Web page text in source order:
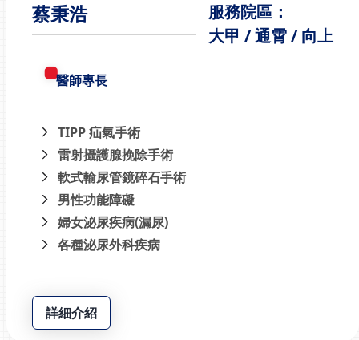
蔡秉浩
服務院區：
大甲 / 通霄 / 向上
醫師專長
TIPP 疝氣手術
雷射攝護腺挽除手術
軟式輸尿管鏡碎石手術
男性功能障礙
婦女泌尿疾病(漏尿)
各種泌尿外科疾病
詳細介紹